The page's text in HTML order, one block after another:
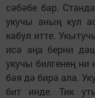
сәбәбе бар.
укучы аның кул
кабул итте.
исә аңа берни
укучы билгенең ни
бәя дә бирә ала.
бит инде. Тик